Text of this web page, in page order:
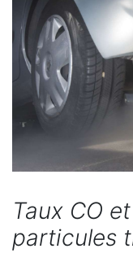
Taux CO
particules